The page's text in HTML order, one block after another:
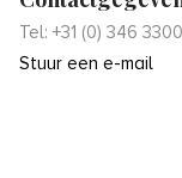
Tel: +31 (0) 346
Stuur een e-mail